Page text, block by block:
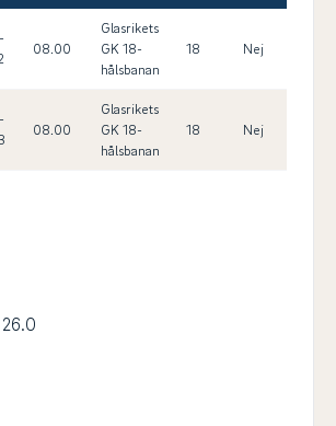
08.00
Glasrikets
GK 18-
hålsbanan
18 Nej
08.00
Glasrikets
GK 18-
hålsbanan
18 Nej